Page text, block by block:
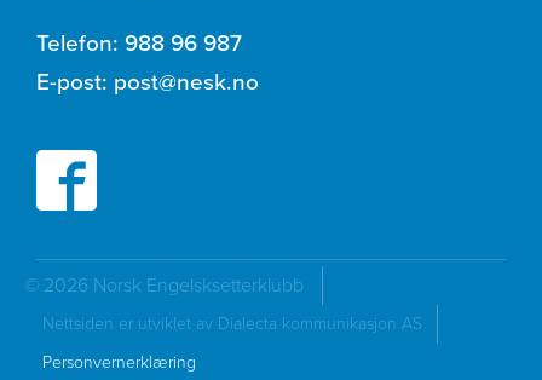
Telefon: 988 96 987
E-post: post@nesk.no
© 2026 Norsk Engelsksetterklubb
Nettsiden er utviklet av Dialecta kommunikasjon AS
Personvernerklæring